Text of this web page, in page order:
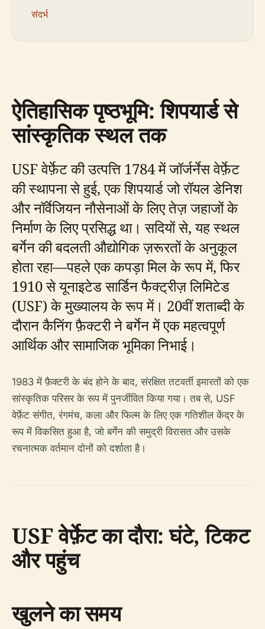
संदर्भ
ऐतिहासिक पृष्ठभूमि: शिपयार्ड से
सांस्कृतिक स्थल तक
USF वेर्फ़ेट की उत्पत्ति 1784 में जॉर्जर्नेस वेर्फ़ेट
की स्थापना से हुई, एक शिपयार्ड जो रॉयल डेनिश
और नॉर्वेजियन नौसेनाओं के लिए तेज़ जहाजों के
निर्माण के लिए प्रसिद्ध था। सदियों से, यह स्थल
बर्गेन की बदलती औद्योगिक ज़रूरतों के अनुकूल
होता रहा—पहले एक कपड़ा मिल के रूप में, फिर
1910 से यूनाइटेड सार्डिन फैक्ट्रीज़ लिमिटेड
(USF) के मुख्यालय के रूप में। 20वीं शताब्दी के
दौरान कैनिंग फ़ैक्टरी ने बर्गेन में एक महत्वपूर्ण
आर्थिक और सामाजिक भूमिका निभाई।
1983 में फ़ैक्टरी के बंद होने के बाद, संरक्षित तटवर्ती इमारतों को एक
सांस्कृतिक परिसर के रूप में पुनर्जीवित किया गया। तब से, USF
वेर्फ़ेट संगीत, रंगमंच, कला और फिल्म के लिए एक गतिशील केंद्र के
रूप में विकसित हुआ है, जो बर्गेन की समुद्री विरासत और उसके
रचनात्मक वर्तमान दोनों को दर्शाता है।
USF वेर्फ़ेट का दौरा: घंटे, टिकट
और पहुंच
खुलने का समय